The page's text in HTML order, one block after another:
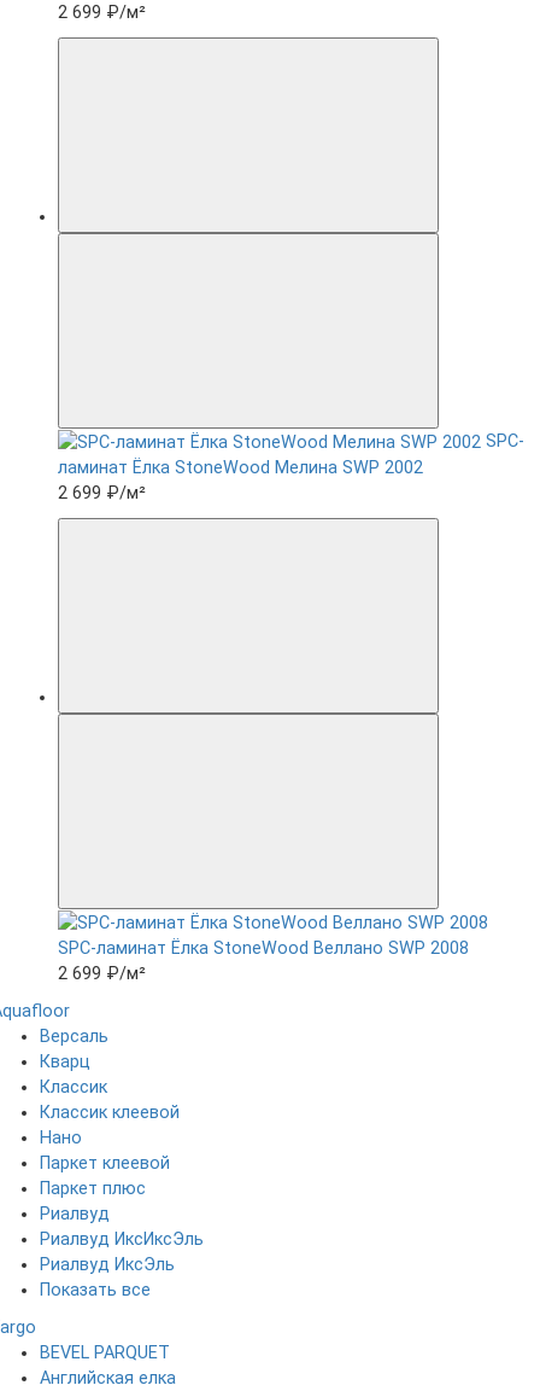
2 699 ₽/м²
SPC-
ламинат Ëлка StoneWood Мелина SWP 2002
2 699 ₽/м²
SPC-ламинат Ëлка StoneWood Веллано SWP 2008
2 699 ₽/м²
Версаль
Кварц
Классик
Классик клеевой
Нано
Паркет клеевой
Паркет плюс
Риалвуд
Риалвуд ИксИксЭль
Риалвуд ИксЭль
Показать все
BEVEL PARQUET
Английская елка